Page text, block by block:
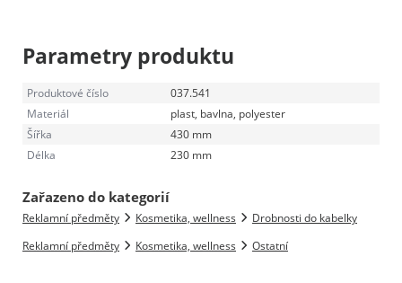
Parametry produktu
Produktové číslo
037.541
Materiál
plast, bavlna, polyester
Šířka
430 mm
Délka
230 mm
Zařazeno do kategorií
Reklamní předměty Kosmetika, wellness
Drobnosti do kabelky
Reklamní předměty
Kosmetika, wellness Ostatní